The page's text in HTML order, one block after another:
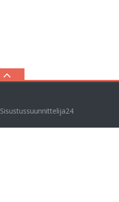
Sisustussuunnittelija24